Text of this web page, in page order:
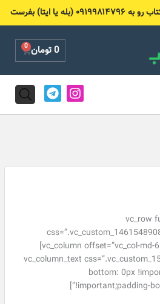
یا ایتا) بفرست
0تومان 0
Cart
I
n
s
r
T
e
l
a
[vc_row
#4bae4f !important;}”][vc_column offset=”vc_col-md-6″]
[vc_column_text
bottom: 0px
!important;padding-